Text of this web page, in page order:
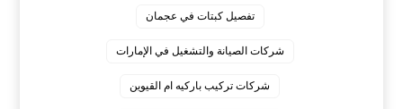
تفصيل كبتات في عجمان
شركات الصيانة والتشغيل في الإمارات
شركات تركيب باركيه ام القيوين